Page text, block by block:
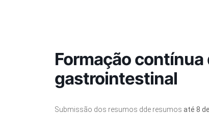
Formação
gastrointestinal
Submissão dos resumos dde resumos até 8